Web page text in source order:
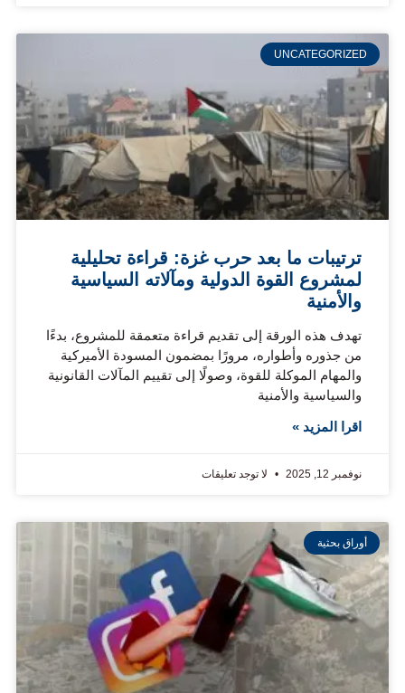
UNCATEGORIZED
ترتيبات ما بعد حرب غزة: قراءة تحليلية
لمشروع القوة الدولية ومآلاته السياسية
والأمنية
تهدف هذه الورقة إلى تقديم قراءة متعمقة للمشروع، بدءًا
من جذوره وأطواره، مرورًا بمضمون المسودة الأميركية
والمهام الموكلة للقوة، وصولًا إلى تقييم المآلات القانونية
والسياسية والأمنية
اقرا المزيد »
نوفمبر 12, 2025 لا توجد تعليقات
أوراق بحثية